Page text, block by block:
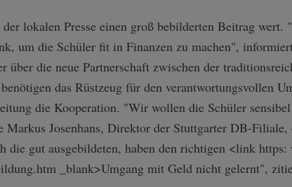
lokalen Presse einen groß bebilderten Beitrag
um die Schüler fit in Finanzen zu machen",
über die neue Partnerschaft zwischen der
das Rüstzeug für den verantwortungsvollen
die Kooperation. "Wir wollen die Schüler
Markus Josenhans, Direktor der Stuttgarter DB-
die gut ausgebildeten, haben den richtigen <link
_blank>Umgang mit Geld nicht gelernt",